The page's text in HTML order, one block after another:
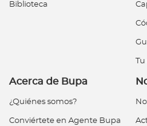
Biblioteca
Acerca de Bupa
¿Quiénes somos?
Conviértete en Agente Bupa